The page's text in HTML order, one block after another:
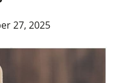
27, 2025